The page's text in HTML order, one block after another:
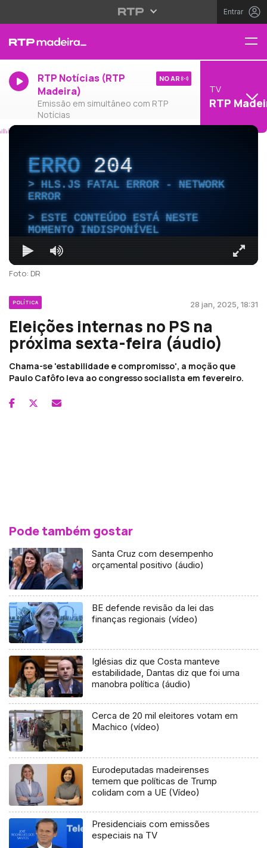
Entrar
RTP Notícias (RTP
Madeira)
Emissão em simultâneo com RTP
Notícias
NO AR
TV
RTP
ERRO204
HLS.JS FATAL ERROR - NETWORK
ERROR
ESTE CONTEÚDO ESTÁ NESTE
MOMENTO INDISPONÍVEL
Foto: DR
POLÍTICA 28 jan, 2025, 18:31
Eleições internas no PS na
próxima sexta-feira (áudio)
Chama-se 'estabilidade e compromisso', a moção que
Paulo Cafôfo leva ao congresso socialista em fevereiro.
Pode também gostar
Santa Cruz com desempenho
orçamental positivo (áudio)
BE defende revisão da lei das
finanças regionais (vídeo)
Iglésias diz que Costa manteve
estabilidade, Dantas diz que foi uma
manobra política (áudio)
Cerca de 20 mil eleitores votam em
Machico (vídeo)
Eurodeputadas madeirenses
temem que políticas de Trump
colidam com a UE (Vídeo)
Presidenciais com emissões
especiais na TV